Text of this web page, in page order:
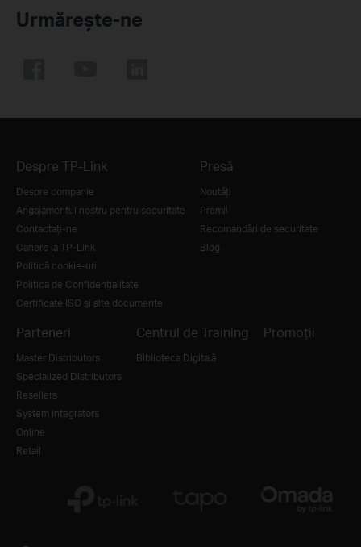
Urmărește-ne
Despre TP-Link
Despre companie
Angajamentul nostru pentru securitate
Contactați-ne
Cariere la TP-Link
Politică cookie-uri
Politica de Confidențialitate
Certificate ISO și alte documente
Presă
Noutăţi
Premii
Recomandări de securitate
Blog
Parteneri
Master Distributors
Specialized Distributors
Resellers
System Integrators
Online
Retail
Centrul de Training
Biblioteca Digitală
Promoții